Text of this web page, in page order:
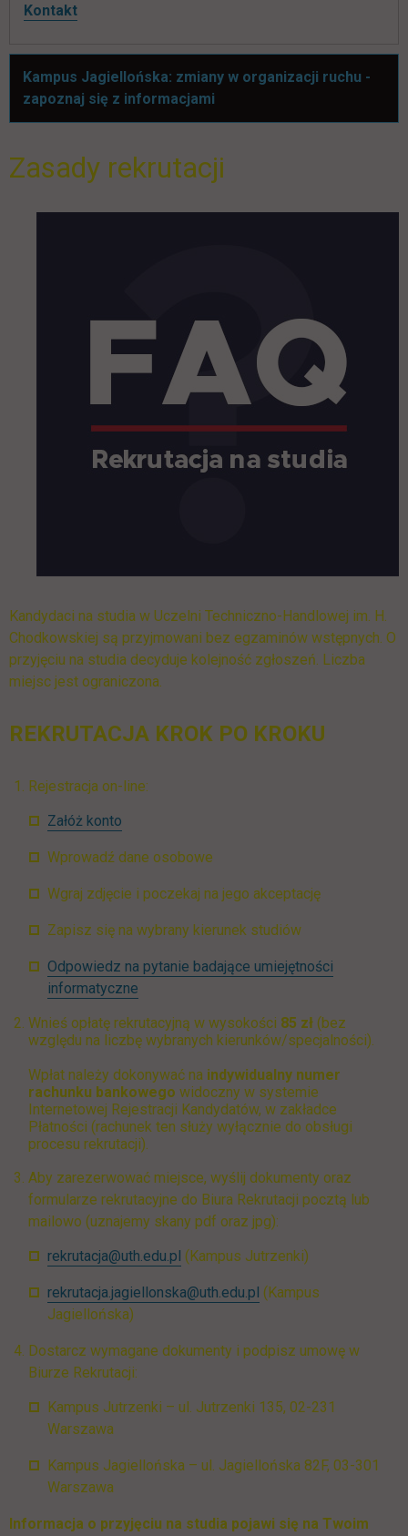
Kontakt
Kampus Jagiellońska: zmiany w organizacji ruchu -
zapoznaj się z informacjami
Zasady rekrutacji
Kandydaci na studia w Uczelni Techniczno-Handlowej im. H.
Chodkowskiej są przyjmowani bez egzaminów wstępnych. O
przyjęciu na studia decyduje kolejność zgłoszeń. Liczba
miejsc jest ograniczona.
REKRUTACJA KROK PO KROKU
Rejestracja on-line:
Załóż konto
Wprowadź dane osobowe
Wgraj zdjęcie i poczekaj na jego akceptację
Zapisz się na wybrany kierunek studiów
Odpowiedz na pytanie badające umiejętności
informatyczne
Wnieś opłatę rekrutacyjną w wysokości 85 zł (bez
względu na liczbę wybranych kierunków/specjalności).
Wpłat należy dokonywać na indywidualny numer
rachunku bankowego widoczny w systemie
Internetowej Rejestracji Kandydatów, w zakładce
Płatności (rachunek ten służy wyłącznie do obsługi
procesu rekrutacji).
Aby zarezerwować miejsce, wyślij dokumenty oraz
formularze rekrutacyjne do Biura Rekrutacji pocztą lub
mailowo (uznajemy skany pdf oraz jpg):
rekrutacja@uth.edu.pl (Kampus Jutrzenki)
rekrutacja.jagiellonska@uth.edu.pl (Kampus
Jagiellońska)
Dostarcz wymagane dokumenty i podpisz umowę w
Biurze Rekrutacji:
Kampus Jutrzenki – ul. Jutrzenki 135, 02-231
Warszawa
Kampus Jagiellońska – ul. Jagiellońska 82F, 03-301
Warszawa
Informacja o przyjęciu na studia pojawi się na Twoim